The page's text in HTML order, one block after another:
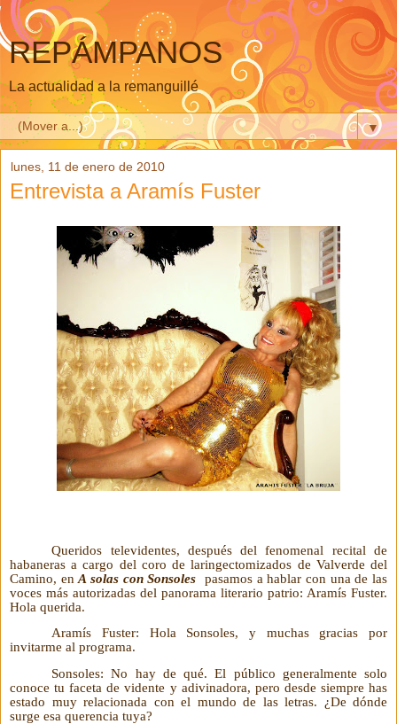
REPÁMPANOS
La actualidad a la remanguillé
▼
lunes, 11 de enero de 2010
Entrevista a Aramís Fuster
Queridos televidentes, después del fenomenal recital de
habaneras a cargo del coro de laringectomizados de Valverde del
Camino, enA solas con Sonsoles
pasamos a hablar con una de las
voces más autorizadas del panorama literario patrio: Aramís Fuster.
Hola querida.
Aramís Fuster: Hola Sonsoles, y muchas gracias por
invitarme al programa.
Sonsoles: No hay de qué. El público generalmente solo
conoce tu faceta de vidente y adivinadora, pero desde siempre has
estado muy relacionada con el mundo de las letras. ¿De dónde
surge esa querencia tuya?